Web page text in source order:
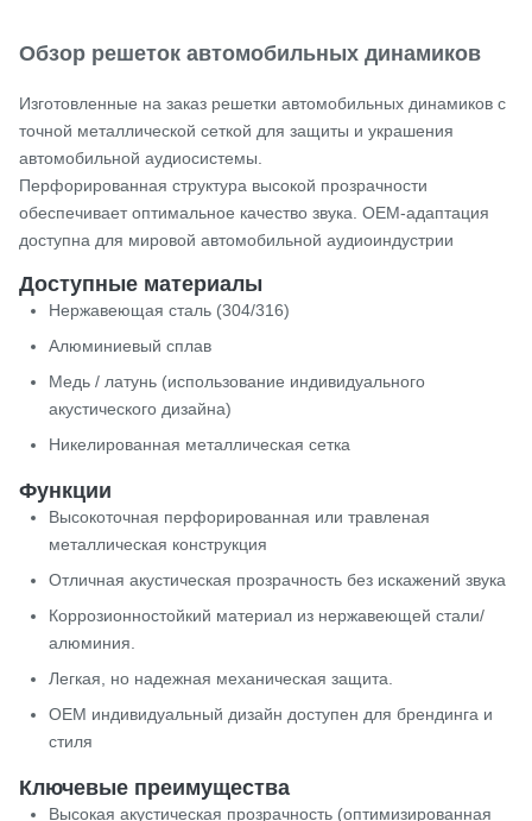
Обзор решеток автомобильных динамиков
Изготовленные на заказ решетки автомобильных динамиков с
точной металлической сеткой для защиты и украшения
автомобильной аудиосистемы.
Перфорированная структура высокой прозрачности
обеспечивает оптимальное качество звука. OEM-адаптация
доступна для мировой автомобильной аудиоиндустрии
Доступные материалы
Нержавеющая сталь (304/316)
Алюминиевый сплав
Медь / латунь (использование индивидуального
акустического дизайна)
Никелированная металлическая сетка
Функции
Высокоточная перфорированная или травленая
металлическая конструкция
Отличная акустическая прозрачность без искажений звука
Коррозионностойкий материал из нержавеющей стали/
алюминия.
Легкая, но надежная механическая защита.
OEM индивидуальный дизайн доступен для брендинга и
стиля
Ключевые преимущества
Высокая акустическая прозрачность (оптимизированная